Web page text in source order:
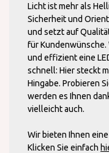
Licht ist mehr als
Sicherheit und
und setzt auf
für Kundenwünsche.
und effizient eine
schnell: Hier steckt
Hingabe. Probieren
werden es Ihnen
vielleicht auch.
Wir bieten Ihnen
Klicken Sie einfach